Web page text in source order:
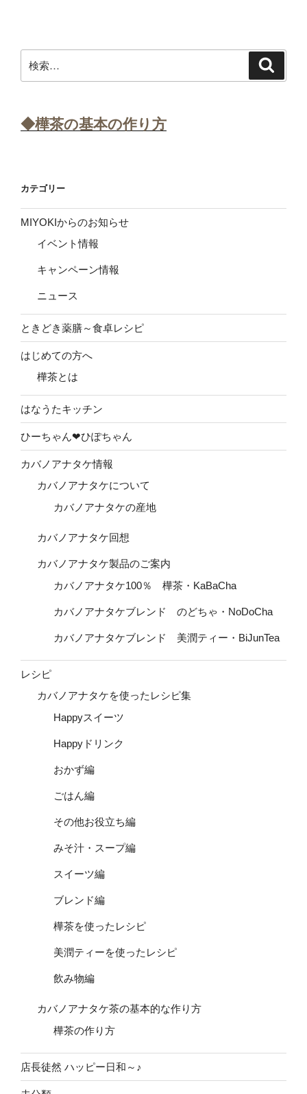
索:
◆樺茶の基本の作り方
カテゴリー
MIYOKIからのお知らせ
イベント情報
キャンペーン情報
ニュース
ときどき薬膳～食卓レシピ
はじめての方へ
樺茶とは
はなうたキッチン
ひーちゃん❤ひぽちゃん
カバノアナタケ情報
カバノアナタケについて
カバノアナタケの産地
カバノアナタケ回想
カバノアナタケ製品のご案内
カバノアナタケ100％ 樺茶・KaBaCha
カバノアナタケブレンド のどちゃ・NoDoCha
カバノアナタケブレンド 美潤ティー・BiJunTea
レシピ
カバノアナタケを使ったレシピ集
Happyスイーツ
Happyドリンク
おかず編
ごはん編
その他お役立ち編
みそ汁・スープ編
スイーツ編
ブレンド編
樺茶を使ったレシピ
美潤ティーを使ったレシピ
飲み物編
カバノアナタケ茶の基本的な作り方
樺茶の作り方
店長徒然 ハッピー日和～♪